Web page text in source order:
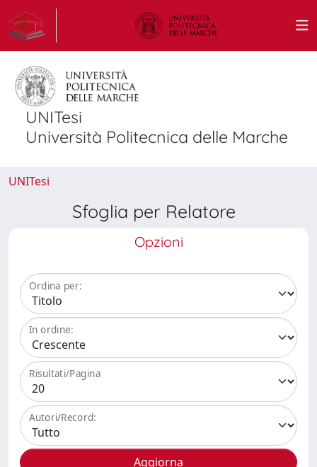
UNITesi
Università Politecnica delle Marche
UNITesi
Sfoglia per Relatore
Opzioni
Ordina per:
In ordine:
Risultati/Pagina
Autori/Record: